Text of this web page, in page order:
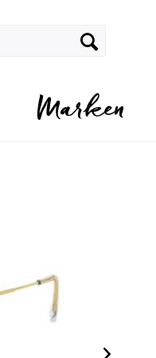
Marken